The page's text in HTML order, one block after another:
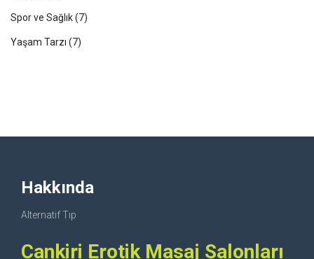
Spor ve Sağlık(7)
Yaşam Tarzı (7)
Hakkında
Alternatif Tıp
Cankiri Erotik Masaj Salonları